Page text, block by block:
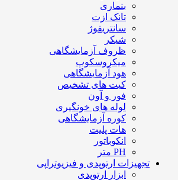
بنماری
تانک ازت
سانتریفوژ
شیکر
ظروف آزمایشگاهی
میکروسکوپ
هود آزمایشگاهی
کیت های تشخیص
فور و آون
لوله های خونگیری
کوره آزمایشگاهی
هات پلیت
انکوباتور
PH متر
تجهیزات ارتوپدی و فیزیوتراپی
ابزار ارتوپدی